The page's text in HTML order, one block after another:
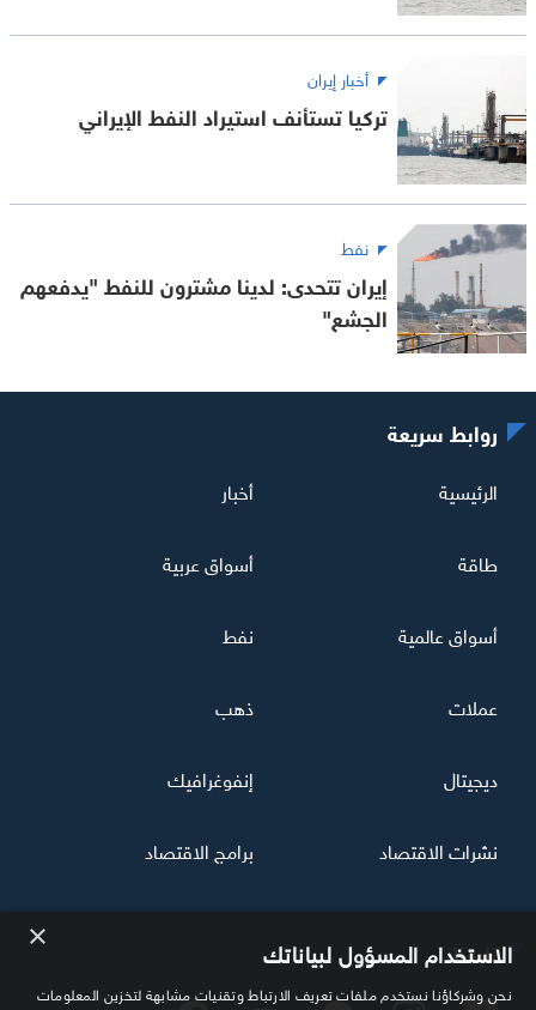
أخبار إيران
تركيا تستأنف استيراد النفط الإيراني
نفط
إيران تتحدى: لدينا مشترون للنفط "يدفعهم
الجشع"
تابعنا
روابط سريعة
الرئيسية أخبار
طاقة أسواق عربية
أسواق عالمية نفط
عملات ذهب
ديجيتال إنفوغرافيك
نشرات الاقتصاد برامج الاقتصاد
× الاستخدام المسؤول لبياناتك
نحن وشركاؤنا نستخدم ملفات تعريف الارتباط وتقنيات مشابهة لتخزين المعلومات